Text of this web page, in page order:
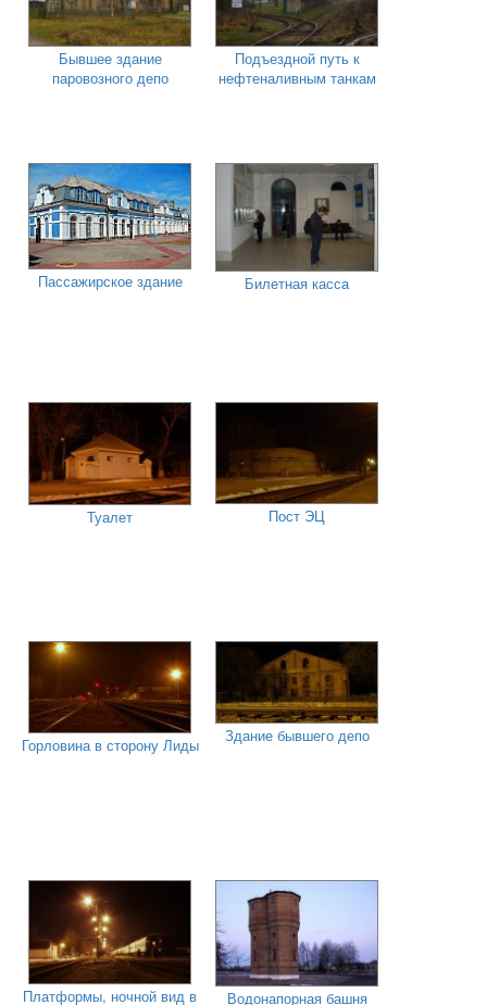
Бывшее здание
паровозного депо
Подъездной путь к
нефтеналивным танкам
Пассажирское здание Билетная касса
Туалет Пост ЭЦ
Горловина в сторону Лиды Здание бывшего депо
Платформы, ночной вид в
Водонапорная башня